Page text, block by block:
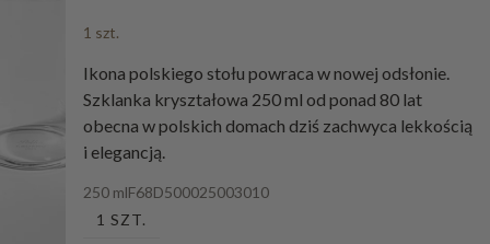
1 szt.
Ikona polskiego stołu powraca w nowej odsłonie.
Szklanka kryształowa 250 ml od ponad 80 lat
obecna w polskich domach dziś zachwyca lekkością
i elegancją.
250 mlF68D500025003010
1 SZT.